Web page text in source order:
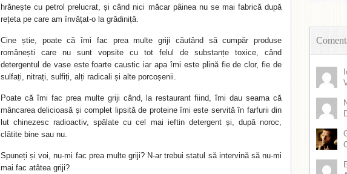
hrănește cu petrol prelucrat, și când nici măcar pâinea nu se mai fabrică după
rețeta pe care am învățat-o la grădiniță.
Cine știe, poate că îmi fac prea multe griji căutând să cumpăr produse
românești care nu sunt vopsite cu tot felul de substanțe toxice, când
detergentul de vase este foarte caustic iar apa îmi este plină fie de clor, fie de
sulfați, nitrați, sulfiți, alți radicali și alte porcoșenii.
Poate că îmi fac prea multe griji când, la restaurant fiind, îmi dau seama că
mâncarea delicioasă și complet lipsită de proteine îmi este servită în farfurii din
lut chinezesc radioactiv, spălate cu cel mai ieftin detergent și, după noroc,
clătite bine sau nu.
Spuneți și voi, nu-mi fac prea multe griji? N-ar trebui statul să intervină să nu-mi
mai fac atâtea griji?